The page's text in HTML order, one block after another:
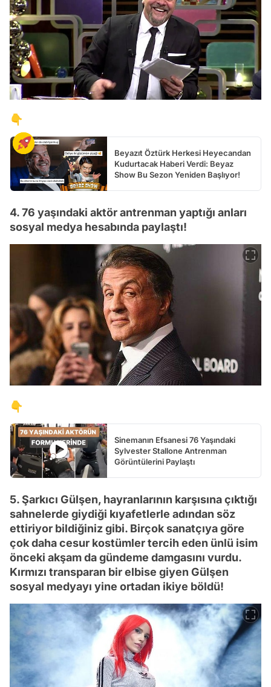
👇
Beyazıt Öztürk Herkesi Heyecandan
Kudurtacak Haberi Verdi: Beyaz
Show Bu Sezon Yeniden Başlıyor!
4. 76 yaşındaki aktör antrenman yaptığı anları
sosyal medya hesabında paylaştı!
👇
Sinemanın Efsanesi 76 Yaşındaki
Sylvester Stallone Antrenman
Görüntülerini Paylaştı
5. Şarkıcı Gülşen, hayranlarının karşısına çıktığı
sahnelerde giydiği kıyafetlerle adından söz
ettiriyor bildiğiniz gibi. Birçok sanatçıya göre
çok daha cesur kostümler tercih eden ünlü isim
önceki akşam da gündeme damgasını vurdu.
Kırmızı transparan bir elbise giyen Gülşen
sosyal medyayı yine ortadan ikiye böldü!